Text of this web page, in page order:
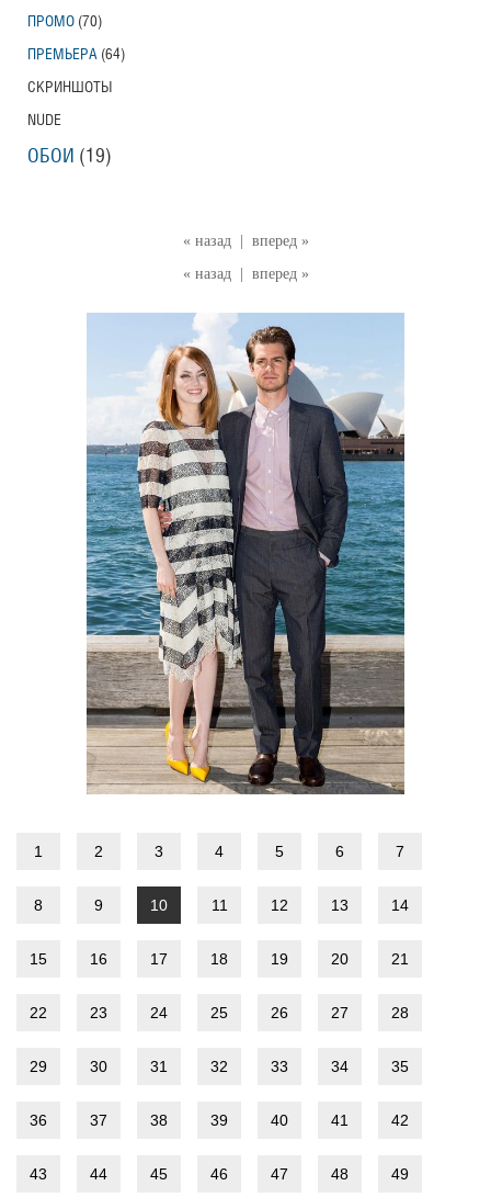
« назад
вперед »
« назад
вперед »
1 2 3 4 5 6 7
8 9 10 11 12 13 14
15 16 17 18 19 20 21
22 23 24 25 26 27 28
29 30 31 32 33 34 35
36 37 38 39 40 41 42
43 44 45 46 47 48 49
ПРОМО (70)
ПРЕМЬЕРА (64)
СКРИНШОТЫ
NUDE
ОБОИ (19)